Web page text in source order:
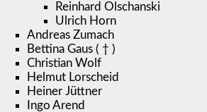
Reinhard Olschanski
Ulrich Horn
Andreas Zumach
Bettina Gaus ( † )
Christian Wolf
Helmut Lorscheid
Heiner Jüttner
Ingo Arend